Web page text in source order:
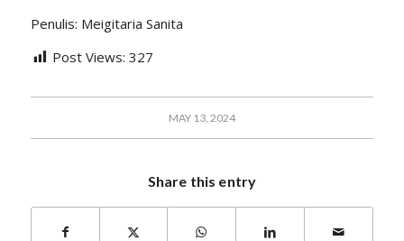
Penulis: Meigitaria Sanita
Post Views: 327
MAY 13, 2024
Share this entry